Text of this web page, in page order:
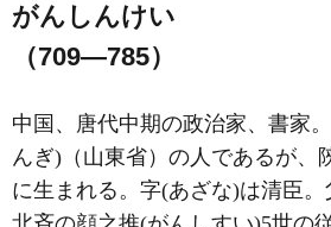
がんしんけい
（709―785）
中国、唐代中期の政治家、書家
んぎ)（山東省）の人であるが、
に生まれる。字(あざな)は清臣。